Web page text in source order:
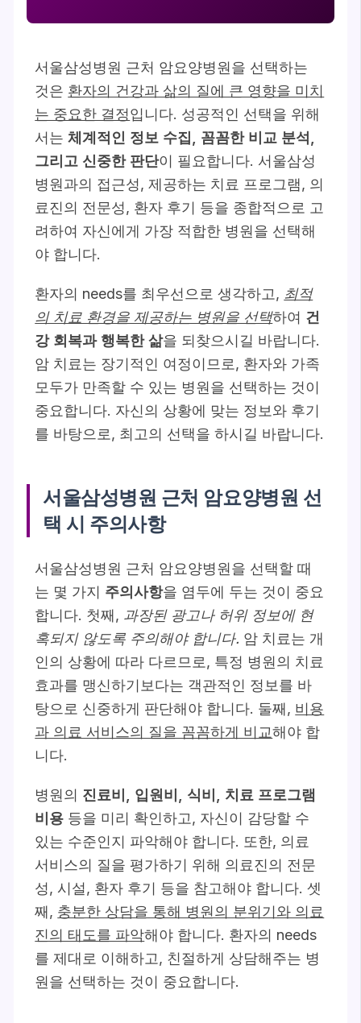
서울삼성병원 근처 암요양병원을 선택하는
것은 환자의 건강과 삶의 질에 큰 영향을 미치
는 중요한 결정입니다. 성공적인 선택을 위해
서는체계적인 정보 수집, 꼼꼼한 비교 분석,
그리고 신중한 판단이 필요합니다. 서울삼성
병원과의 접근성, 제공하는 치료 프로그램, 의
료진의 전문성, 환자 후기 등을 종합적으로 고
려하여 자신에게 가장 적합한 병원을 선택해
야 합니다.
환자의 needs를 최우선으로 생각하고, 최적
의 치료 환경을 제공하는 병원을 선택하여 건
강 회복과 행복한 삶을 되찾으시길 바랍니다.
암 치료는 장기적인 여정이므로, 환자와 가족
모두가 만족할 수 있는 병원을 선택하는 것이
중요합니다. 자신의 상황에 맞는 정보와 후기
를 바탕으로, 최고의 선택을 하시길 바랍니다.
서울삼성병원 근처 암요양병원 선
택 시 주의사항
서울삼성병원 근처 암요양병원을 선택할 때
는 몇 가지 주의사항을 염두에 두는 것이 중요
합니다. 첫째, 과장된 광고나 허위 정보에 현
혹되지 않도록 주의해야 합니다. 암 치료는 개
인의 상황에 따라 다르므로, 특정 병원의 치료
효과를 맹신하기보다는 객관적인 정보를 바
탕으로 신중하게 판단해야 합니다. 둘째, 비용
과 의료 서비스의 질을 꼼꼼하게 비교해야 합
니다.
병원의 진료비, 입원비, 식비, 치료 프로그램
비용 등을 미리 확인하고, 자신이 감당할 수
있는 수준인지 파악해야 합니다. 또한, 의료
서비스의 질을 평가하기 위해 의료진의 전문
성, 시설, 환자 후기 등을 참고해야 합니다. 셋
째, 충분한 상담을 통해 병원의 분위기와 의료
진의 태도를 파악해야 합니다. 환자의 needs
를 제대로 이해하고, 친절하게 상담해주는 병
원을 선택하는 것이 중요합니다.